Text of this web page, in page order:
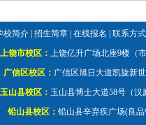
校简介 |招生简章 |在线报名 |联系方式
上饶市校区：上饶亿升广场北座9楼
广信区校区： 广信区旭日大道凯旋
玉山县校区： 玉山县博士大道58号（
铅山县校区：铅山县辛弃疾广场(